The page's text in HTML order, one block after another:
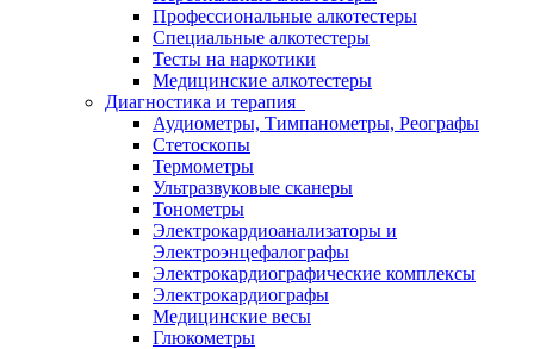
Профессиональные алкотестеры
Специальные алкотестеры
Тесты на наркотики
Медицинские алкотестеры
Диагностика и терапия
Аудиометры, Тимпанометры, Реографы
Стетоскопы
Термометры
Ультразвуковые сканеры
Тонометры
Электрокардиоанализаторы и
Электроэнцефалографы
Электрокардиографические комплексы
Электрокардиографы
Медицинские весы
Глюкометры